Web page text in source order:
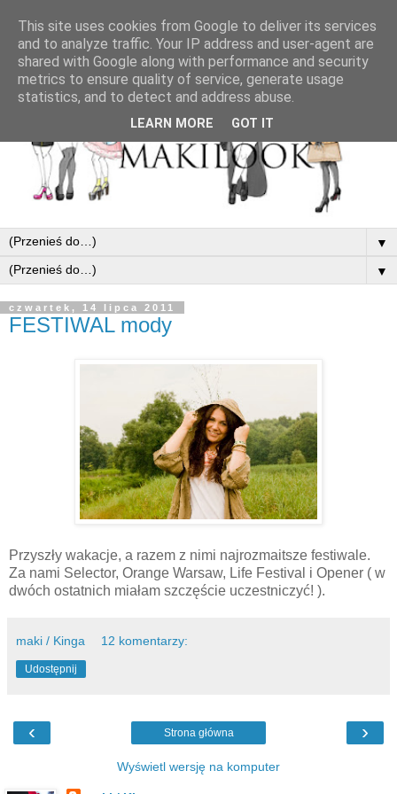
▼
▼
czwartek, 14 lipca 2011
FESTIWAL mody
Przyszły wakacje, a razem z nimi najrozmaitsze festiwale.
Za nami Selector, Orange Warsaw, Life Festival i Opener ( w
dwóch ostatnich miałam szczęście uczestniczyć! ).
maki / Kinga 12 komentarzy:
Udostępnij
‹ ›
Strona główna
Wyświetl wersję na komputer
This site uses cookies from Google to deliver its services
and to analyze traffic. Your IP address and user-agent are
shared with Google along with performance and security
metrics to ensure quality of service, generate usage
statistics, and to detect and address abuse.
LEARN MORE GOT IT